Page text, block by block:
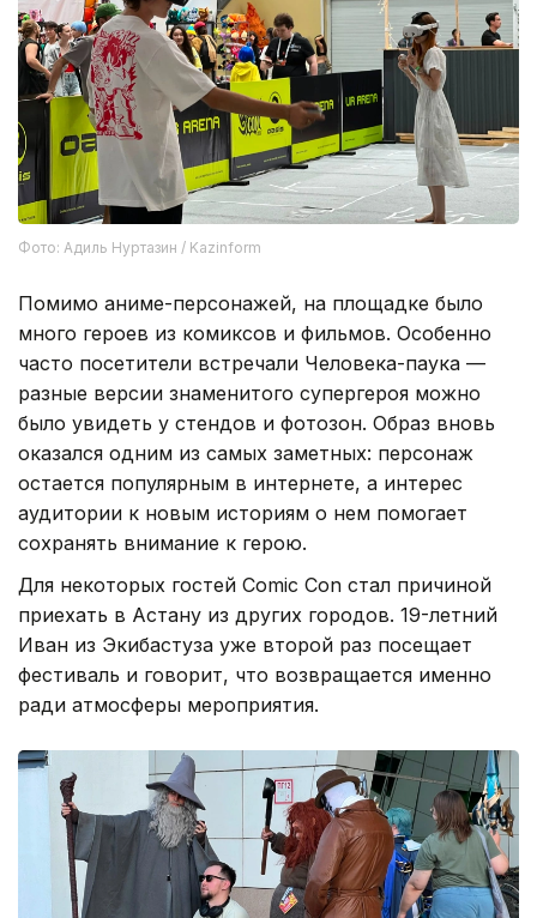
Фото: Адиль Нуртазин / Kazinform
Помимо аниме-персонажей, на площадке было
много героев из комиксов и фильмов. Особенно
часто посетители встречали Человека-паука —
разные версии знаменитого супергероя можно
было увидеть у стендов и фотозон. Образ вновь
оказался одним из самых заметных: персонаж
остается популярным в интернете, а интерес
аудитории к новым историям о нем помогает
сохранять внимание к герою.
Для некоторых гостей Comic Con стал причиной
приехать в Астану из других городов. 19-летний
Иван из Экибастуза уже второй раз посещает
фестиваль и говорит, что возвращается именно
ради атмосферы мероприятия.